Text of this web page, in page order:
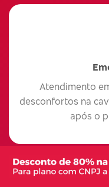
Atendimento
desconfortos na
após o